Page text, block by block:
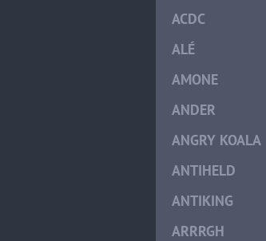
ACDC
ALÉ
AMONE
ANDER
ANGRY KOALA
ANTIHELD
ANTIKING
ARRRGH